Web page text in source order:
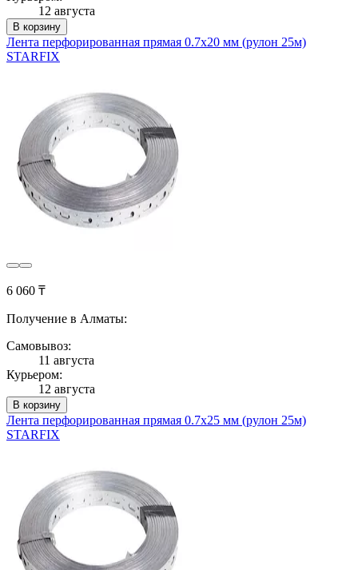
12 августа
В корзину
Лента перфорированная прямая 0.7х20 мм (рулон 25м)
STARFIX
6 060 ₸
Получение в Алматы:
Самовывоз:
11 августа
Курьером:
12 августа
В корзину
Лента перфорированная прямая 0.7х25 мм (рулон 25м)
STARFIX